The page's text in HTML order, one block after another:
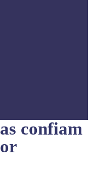
confiam